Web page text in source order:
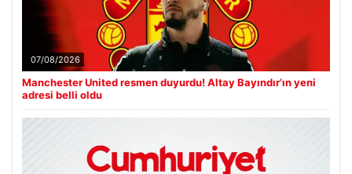
07/08/2026
Manchester United resmen duyurdu! Altay Bayındır’ın yeni
adresi belli oldu